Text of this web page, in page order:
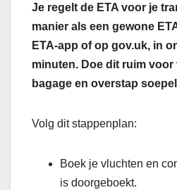
Je regelt de ETA voor je
manier als een gewone
ETA-app of op gov.uk, in
minuten. Doe dit ruim voor
bagage en overstap
Volg dit stappenplan:
Boek je vluchten en
is doorgeboekt.